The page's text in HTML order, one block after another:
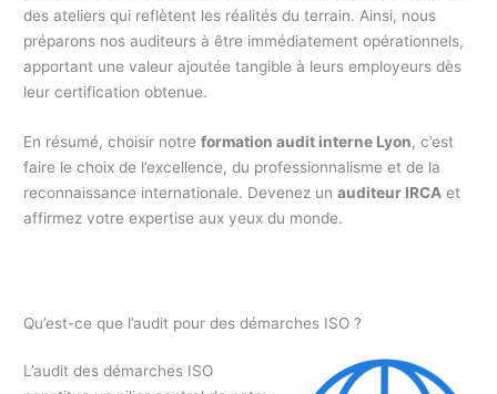
des ateliers qui reflètent les réalités du terrain. Ainsi, nous
préparons nos auditeurs à être immédiatement opérationnels,
apportant une valeur ajoutée tangible à leurs employeurs dès
leur certification obtenue.
En résumé, choisir notreformation audit interne Lyon, c’est
faire le choix de l’excellence, du professionnalisme et de la
reconnaissance internationale. Devenez unauditeur IRCA et
affirmez votre expertise aux yeux du monde.
Qu’est-ce que l’audit pour des démarches ISO ?
L’audit des démarches ISO